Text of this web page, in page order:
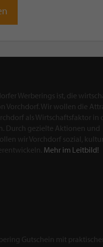
Werberings ist, die
Vorchdorf. Wir wollen die
als Wirtschaftsfaktor in
Durch gezielte Aktionen und
wir Vorchdorf sozial,
Mehr im Leitbild!